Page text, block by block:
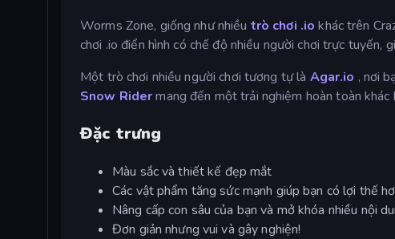
Worms Zone, giống như nhiều trò chơi .io khác trên
chơi .io điển hình có chế độ nhiều người chơi trực tuyến,
Một trò chơi nhiều người chơi tương tự là Agar.io , nơi
Snow Ridermang đến một trải nghiệm hoàn toàn
Đặc trưng
Màu sắc và thiết kế đẹp mắt
Các vật phẩm tăng sức mạnh giúp bạn có lợi thế
Nâng cấp con sâu của bạn và mở khóa nhiều nội
Đơn giản nhưng vui và gây nghiện!